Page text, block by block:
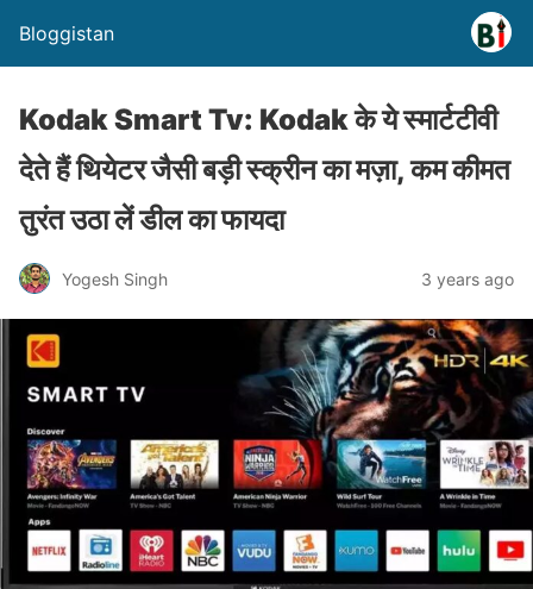
Bloggistan
Kodak Smart Tv: Kodak के ये स्मार्टटीवी
देते हैं थियेटर जैसी बड़ी स्क्रीन का मज़ा, कम कीमत
तुरंत उठा लें डील का फायदा
Yogesh Singh 3 years ago